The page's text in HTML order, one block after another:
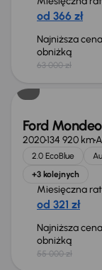
od 366 zł
Najniższa
obniżką
63 000 zł
Taniej o 1 000 zł
Ford Mondeo
2020134 920 km
2.0 EcoBlue
+3 kolejnych
Miesięczna
od 321 zł
Najniższa
obniżką
55 000 zł
Świeżo